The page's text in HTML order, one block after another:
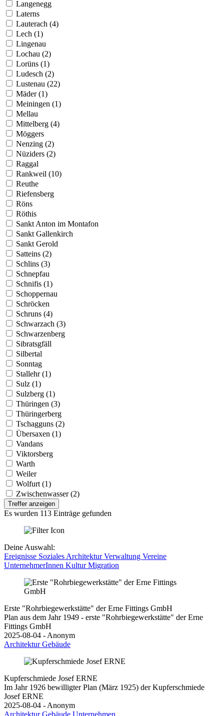
Langenegg
Laterns
Lauterach (4)
Lech (1)
Lingenau
Lochau (2)
Lorüns (1)
Ludesch (2)
Lustenau (22)
Mäder (1)
Meiningen (1)
Mellau
Mittelberg (4)
Möggers
Nenzing (2)
Nüziders (2)
Raggal
Rankweil (10)
Reuthe
Riefensberg
Röns
Röthis
Sankt Anton im Montafon
Sankt Gallenkirch
Sankt Gerold
Satteins (2)
Schlins (3)
Schnepfau
Schnifis (1)
Schoppernau
Schröcken
Schruns (4)
Schwarzach (3)
Schwarzenberg
Sibratsgfäll
Silbertal
Sonntag
Stallehr (1)
Sulz (1)
Sulzberg (1)
Thüringen (3)
Thüringerberg
Tschagguns (2)
Übersaxen (1)
Vandans
Viktorsberg
Warth
Weiler
Wolfurt (1)
Zwischenwasser (2)
Treffer anzeigen
Es wurden 113 Einträge gefunden
Deine Auswahl:
Ereignisse Soziales ArchitekturVerwaltung Vereine
UnternehmerInnen KulturMigration
Erste "Rohrbiegewerkstätte" der Erne Fittings GmbH
Plan aus dem Jahr 1949 - erste "Rohrbiegewerkstätte" der Erne
Fittings GmbH
2025-08-04 - Anonym
ArchitekturGebäude
Kupferschmiede Josef ERNE
Im Jahr 1926 bewilligter Plan (März 1925) der Kupferschmiede
Josef ERNE
2025-08-04 - Anonym
ArchitekturGebäude Unternehmen